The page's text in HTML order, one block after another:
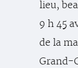
lieu,
9 h 45
de la
Grand-